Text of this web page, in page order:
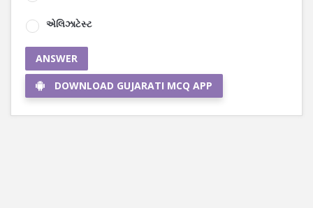
એલિઝાટેસ્ટ
ANSWER
DOWNLOAD GUJARATI MCQ APP